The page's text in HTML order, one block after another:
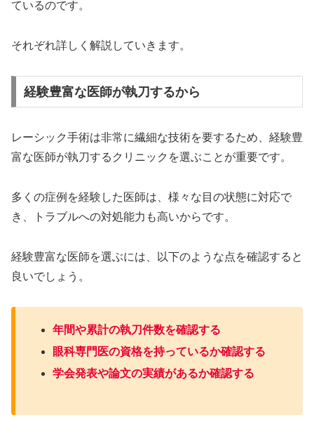
ているのです。
それぞれ詳しく解説していきます。
経験豊富な医師が執刀するから
レーシック手術は非常に繊細な技術を要するため、経験豊
富な医師が執刀するクリニックを選ぶことが重要です。
多くの症例を経験した医師は、様々な目の状態に対応で
き、トラブルへの対処能力も高いからです。
経験豊富な医師を選ぶには、以下のような点を確認すると
良いでしょう。
年間や累計の執刀件数を確認する
眼科専門医の資格を持っているか確認する
学会発表や論文の実績があるか確認する